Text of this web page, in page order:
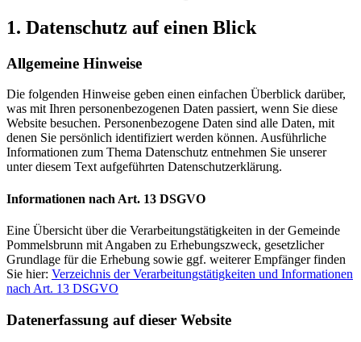
1. Datenschutz auf einen Blick
Allgemeine Hinweise
Die folgenden Hinweise geben einen einfachen Überblick darüber,
was mit Ihren personenbezogenen Daten passiert, wenn Sie diese
Website besuchen. Personenbezogene Daten sind alle Daten, mit
denen Sie persönlich identifiziert werden können. Ausführliche
Informationen zum Thema Datenschutz entnehmen Sie unserer
unter diesem Text aufgeführten Datenschutzerklärung.
Informationen nach Art. 13 DSGVO
Eine Übersicht über die Verarbeitungstätigkeiten in der Gemeinde
Pommelsbrunn mit Angaben zu Erhebungszweck, gesetzlicher
Grundlage für die Erhebung sowie ggf. weiterer Empfänger finden
Sie hier: Verzeichnis der Verarbeitungstätigkeiten und Informationen
nach Art. 13 DSGVO
Datenerfassung auf dieser Website